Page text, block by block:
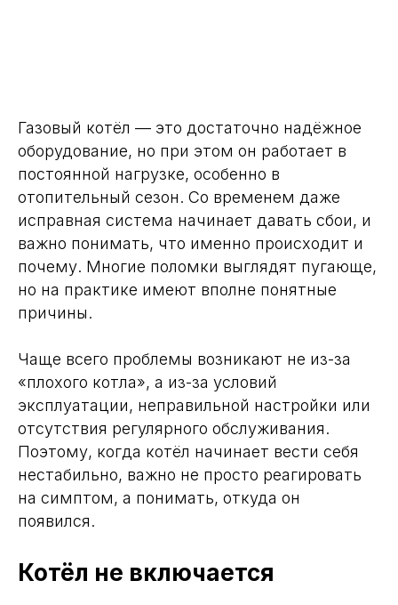
Газовый котёл — это достаточно надёжное
оборудование, но при этом он работает в
постоянной нагрузке, особенно в
отопительный сезон. Со временем даже
исправная система начинает давать сбои, и
важно понимать, что именно происходит и
почему. Многие поломки выглядят пугающе,
но на практике имеют вполне понятные
причины.
Чаще всего проблемы возникают не из-за
«плохого котла», а из-за условий
эксплуатации, неправильной настройки или
отсутствия регулярного обслуживания.
Поэтому, когда котёл начинает вести себя
нестабильно, важно не просто реагировать
на симптом, а понимать, откуда он
появился.
Котёл не включается